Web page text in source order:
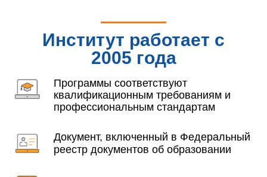
Институт работает с
2005 года
Программы соответствуют
квалификационным требованиям и
профессиональным стандартам
Документ, включенный в Федеральный
реестр документов об образовании